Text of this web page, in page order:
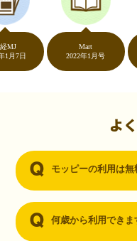
のポイントとモッピーのポ
リ…！いつものネットショ
ントが貯まるなんて…もっと
ントはギフト券に交換して
（30代・男性）
ーを知りました。クレジッ
るならと無料登録して、ク
2022年1月号
内
超
2021
よ
モッピーの利用は無
何歳から利用できま